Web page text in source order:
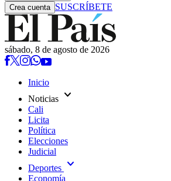
Crea cuenta SUSCRÍBETE
sábado, 8 de agosto de 2026
Inicio
Noticias expand_more
Cali
Licita
Política
Elecciones
Judicial
Deportes expand_more
Economía